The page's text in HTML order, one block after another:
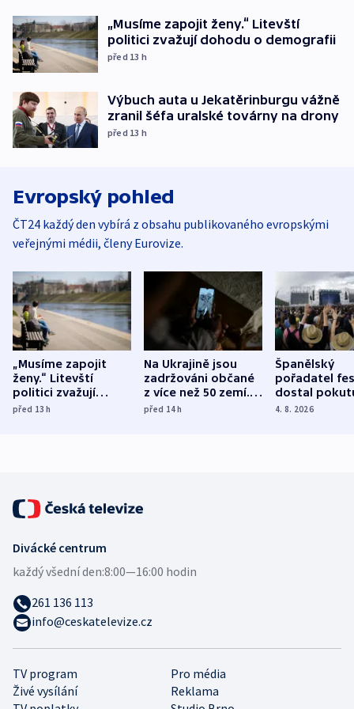
„Musíme zapojit ženy.“ Litevští
politici zvažují dohodu o demografii
před 13 h
Výbuch auta u Jekatěrinburgu vážně
zranil šéfa uralské továrny na drony
před 13 h
Evropský pohled
ČT24 každý den vybírá z obsahu publikovaného evropskými
veřejnými médii, členy Eurovize.
„Musíme zapojit
ženy.“ Litevští
politici zvažují
dohodu o
před 13h
Na Ukrajině jsou
zadržováni občané
z více než 50 zemí.
Bojovali na straně
před 14h
Španělský
pořadatel
dostal
nekalé
4. 8. 2026
TV program
Pro média
Živé vysílání
Reklama
Divácké centrum
každý všední den:8:00—16:00 hodin
261 136 113
info@ceskatelevize.cz